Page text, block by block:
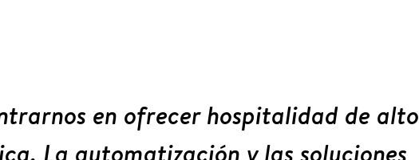
en ofrecer hospitalidad de alto